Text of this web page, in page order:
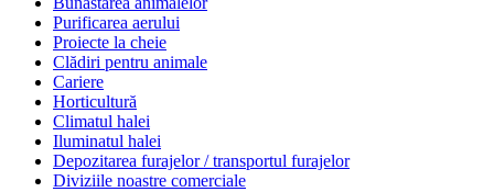
Purificarea aerului
Proiecte la cheie
Clădiri pentru animale
Cariere
Horticultură
Climatul halei
Iluminatul halei
Depozitarea furajelor / transportul furajelor
Diviziile noastre comerciale